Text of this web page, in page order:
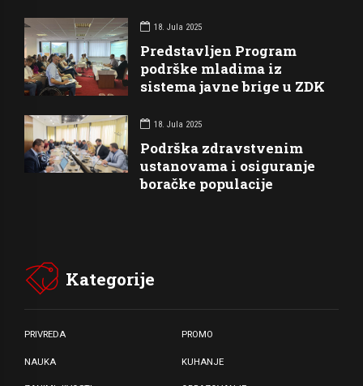
18. Jula 2025
Predstavljen Program
podrške mladima iz
sistema javne brige u ZDK
18. Jula 2025
Podrška zdravstvenim
ustanovama i osiguranje
boračke populacije
Kategorije
PRIVREDA PROMO
NAUKA KUHANJE